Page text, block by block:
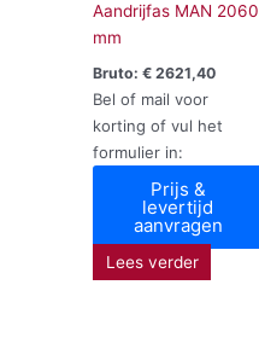
Aandrijfas MAN 2060
mm
Bruto:€ 2621,40
Bel of mail voor
korting of vul het
formulier in:
Prijs &
levertijd
aanvragen
Lees verder